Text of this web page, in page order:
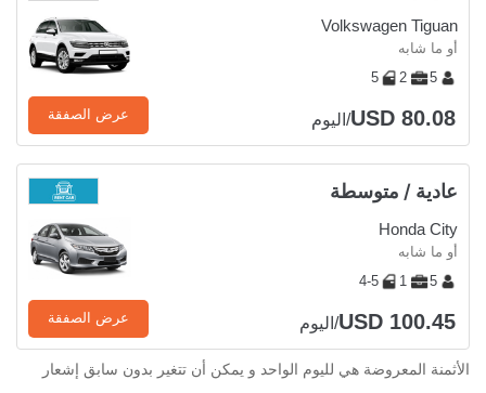
Volkswagen Tiguan
أو ما شابه
5
2
5
USD 80.08/اليوم عرض الصفقة
عادية / متوسطة
Honda City
أو ما شابه
5
1
4-5
USD 100.45/اليوم عرض الصفقة
الأثمنة المعروضة هي لليوم الواحد و يمكن أن تتغير بدون سابق إشعار